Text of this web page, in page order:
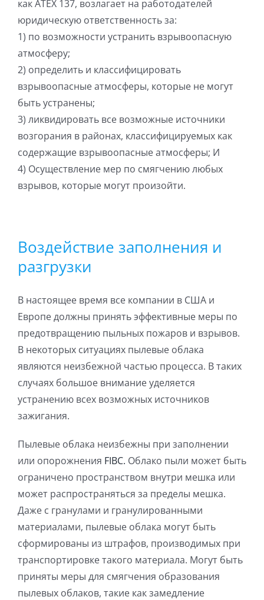
как ATEX 137, возлагает на работодателей
юридическую ответственность за:
1) по возможности устранить взрывоопасную
атмосферу;
2) определить и классифицировать
взрывоопасные атмосферы, которые не могут
быть устранены;
3) ликвидировать все возможные источники
возгорания в районах, классифицируемых как
содержащие взрывоопасные атмосферы; И
4) Осуществление мер по смягчению любых
взрывов, которые могут произойти.
Воздействие заполнения и
разгрузки
В настоящее время все компании в США и
Европе должны принять эффективные меры по
предотвращению пыльных пожаров и взрывов.
В некоторых ситуациях пылевые облака
являются неизбежной частью процесса. В таких
случаях большое внимание уделяется
устранению всех возможных источников
зажигания.
Пылевые облака неизбежны при заполнении
или опорожнения FIBC. Облако пыли может быть
ограничено пространством внутри мешка или
может распространяться за пределы мешка.
Даже с гранулами и гранулированными
материалами, пылевые облака могут быть
сформированы из штрафов, производимых при
транспортировке такого материала. Могут быть
приняты меры для смягчения образования
пылевых облаков, такие как замедление